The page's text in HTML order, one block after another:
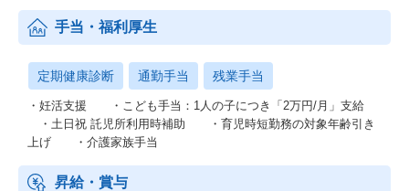
手当・福利厚生
定期健康診断 通勤手当 残業手当
・妊活支援 ・こども手当：1人の子につき「2万円/月」支給
・土日祝 託児所利用時補助 ・育児時短勤務の対象年齢引き
上げ ・介護家族手当
昇給・賞与